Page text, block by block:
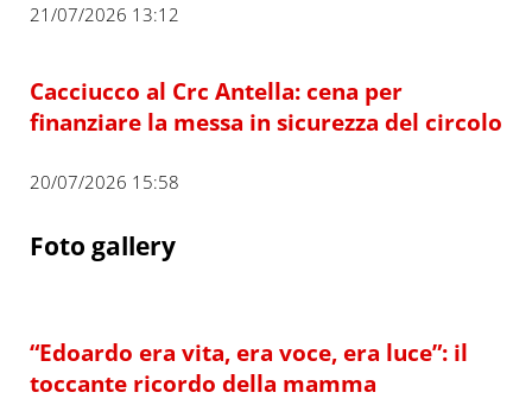
21/07/2026 13:12
Cacciucco al Crc Antella: cena per
finanziare la messa in sicurezza del circolo
20/07/2026 15:58
Foto gallery
“Edoardo era vita, era voce, era luce”: il
toccante ricordo della mamma